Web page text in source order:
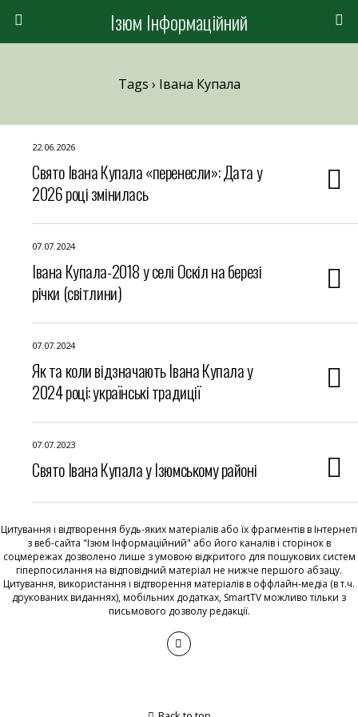
Ізюм Інформаційний
Tags › Івана Купала
22.06.2026
Свято Івана Купала «перенесли»: Дата у
2026 році змінилась
07.07.2024
Івана Купала-2018 у селі Оскіл на березі
річки (світлини)
07.07.2024
Як та коли відзначають Івана Купала у
2024 році: українські традиції
07.07.2023
Свято Івана Купала у Ізюмському районі
Цитування і відтворення будь-яких матеріалів або їх фрагментів в Інтернеті
з веб-сайта "Ізюм Інформаційний" або його каналів і сторінок в
соцмережах дозволено лише з умовою відкритого для пошукових систем
гіперпосилання на відповідний матеріал не нижче першого абзацу.
Цитування, використання і відтворення матеріалів в оффлайн-медіа (в т.ч.
друкованих виданнях), мобільних додатках, SmartTV можливо тільки з
письмового дозволу редакції.